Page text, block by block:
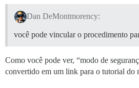
Dan DeMontmorency:
você pode vincular o procedimento
Como você pode ver, “modo de
convertido em um link para o tutorial do